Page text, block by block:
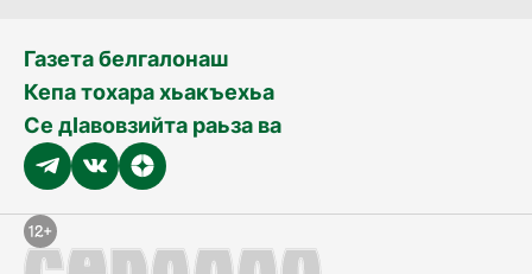
Газета белгалонаш
Кепа тохара хьакъехьа
Се дӀавовзийта раьза ва